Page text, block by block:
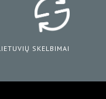
SKELBIMAI